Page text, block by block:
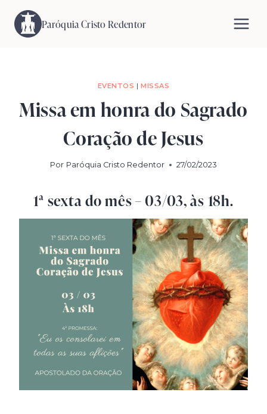
para
Paróquia Cristo Redentor
EVENTOS |MISSAS
Missa em honra do Sagrado
Coração de Jesus
Por Paróquia Cristo Redentor 27/02/2023
1ª sexta do mês – 03/03, às 18h.